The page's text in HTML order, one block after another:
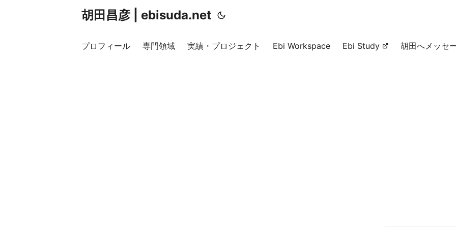
胡田昌彦 | ebisuda.net
プロフィール 専門領域 実績・プロジェクト Ebi Workspace Ebi Study 胡田へメッセ